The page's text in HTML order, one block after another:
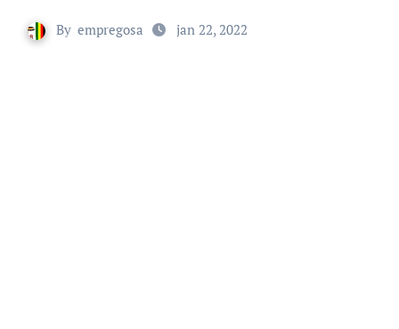
By empregosa jan 22, 2022